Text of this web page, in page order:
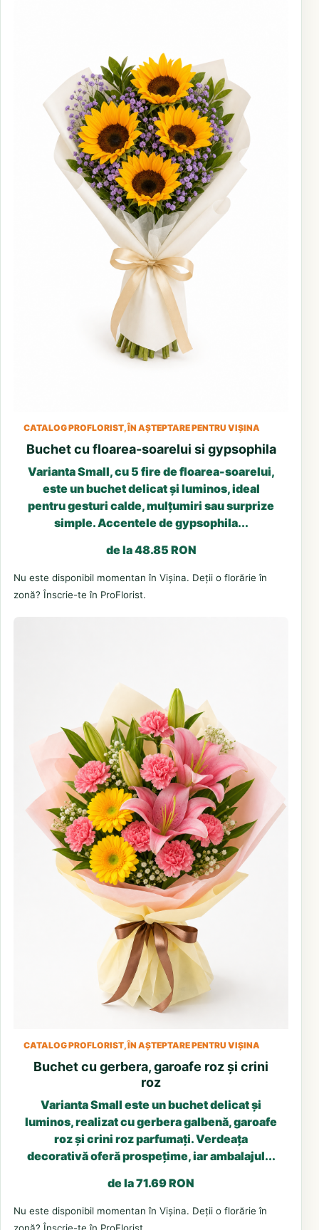
CATALOG PROFLORIST, ÎN AȘTEPTARE PENTRU VIȘINA
Buchet cu floarea-soarelui si gypsophila
Varianta Small, cu 5 fire de floarea-soarelui,
este un buchet delicat și luminos, ideal
pentru gesturi calde, mulțumiri sau surprize
simple. Accentele de gypsophila...
de la 48.85 RON
Nu este disponibil momentan în Vișina. Deții o florărie în
zonă? Înscrie-te în ProFlorist.
CATALOG PROFLORIST, ÎN AȘTEPTARE PENTRU VIȘINA
Buchet cu gerbera, garoafe roz și crini
roz
Varianta Small este un buchet delicat și
luminos, realizat cu gerbera galbenă, garoafe
roz și crini roz parfumați. Verdeața
decorativă oferă prospețime, iar ambalajul...
de la 71.69 RON
Nu este disponibil momentan în Vișina. Deții o florărie în